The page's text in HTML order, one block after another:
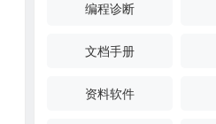
编程诊断
文档手册
资料软件